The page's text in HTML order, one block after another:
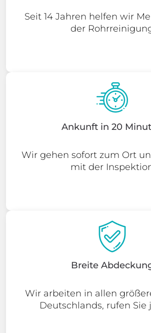
Seit 14 Jahren helfen wir
der
Ankunft in 20
Wir gehen sofort zum Ort
mit der
Breite
Wir arbeiten in allen
Deutschlands, rufen Sie